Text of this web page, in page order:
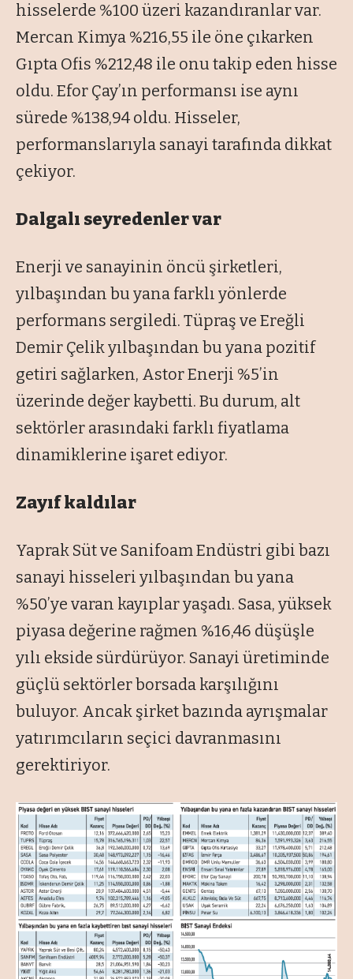
hisselerde %100 üzeri kazandıranlar var.
Mercan Kimya %216,55 ile öne çıkarken
Gıpta Ofis %212,48 ile onu takip eden hisse
oldu. Efor Çay’ın performansı ise aynı
sürede %138,94 oldu. Hisseler,
performanslarıyla sanayi tarafında dikkat
çekiyor.
Dalgalı seyredenler var
Enerji ve sanayinin öncü şirketleri,
yılbaşından bu yana farklı yönlerde
performans sergiledi. Tüpraş ve Ereğli
Demir Çelik yılbaşından bu yana pozitif
getiri sağlarken, Astor Enerji %5’in
üzerinde değer kaybetti. Bu durum, alt
sektörler arasındaki farklı fiyatlama
dinamiklerine işaret ediyor.
Zayıf kaldılar
Yaprak Süt ve Sanifoam Endüstri gibi bazı
sanayi hisseleri yılbaşından bu yana
%50’ye varan kayıplar yaşadı. Sasa, yüksek
piyasa değerine rağmen %16,46 düşüşle
yılı ekside sürdürüyor. Sanayi üretiminde
güçlü sektörler borsada karşılığını
buluyor. Ancak şirket bazında ayrışmalar
yatırımcıların seçici davranmasını
gerektiriyor.